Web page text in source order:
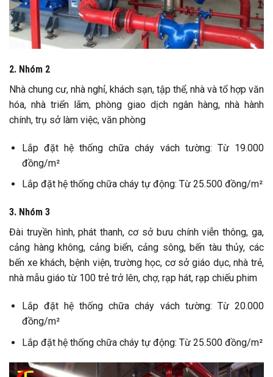
2. Nhóm 2
Nhà chung cư, nhà nghỉ, khách sạn, tập thể, nhà và tổ hợp văn
hóa, nhà triển lãm, phòng giao dịch ngân hàng, nhà hành
chính, trụ sở làm việc, văn phòng
Lắp đặt hệ thống chữa cháy vách tường: Từ 19.000
đồng/m²
Lắp đặt hệ thống chữa cháy tự động: Từ 25.500 đồng/m²
3. Nhóm 3
Đài truyền hình, phát thanh, cơ sở bưu chính viễn thông, ga,
cảng hàng không, cảng biển, cảng sông, bến tàu thủy, các
bến xe khách, bệnh viện, trường học, cơ sở giáo dục, nhà trẻ,
nhà mẫu giáo từ 100 trẻ trở lên, chợ, rạp hát, rạp chiếu phim
Lắp đặt hệ thống chữa cháy vách tường: Từ 20.000
đồng/m²
Lắp đặt hệ thống chữa cháy tự động: Từ 25.500 đồng/m²